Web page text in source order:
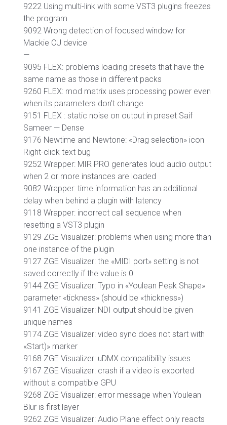
9222 Using multi-link with some VST3 plugins freezes
the program
9092 Wrong detection of focused window for
Mackie CU device
—
9095 FLEX: problems loading presets that have the
same name as those in different packs
9260 FLEX: mod matrix uses processing power even
when its parameters don’t change
9151 FLEX : static noise on output in preset Saif
Sameer — Dense
9176 Newtime and Newtone: «Drag selection» icon
Right-click text bug
9252 Wrapper: MIR PRO generates loud audio output
when 2 or more instances are loaded
9082 Wrapper: time information has an additional
delay when behind a plugin with latency
9118 Wrapper: incorrect call sequence when
resetting a VST3 plugin
9129 ZGE Visualizer: problems when using more than
one instance of the plugin
9127 ZGE Visualizer: the «MIDI port» setting is not
saved correctly if the value is 0
9144 ZGE Visualizer: Typo in «Youlean Peak Shape»
parameter «tickness» (should be «thickness»)
9141 ZGE Visualizer: NDI output should be given
unique names
9174 ZGE Visualizer: video sync does not start with
«Start)» marker
9168 ZGE Visualizer: uDMX compatibility issues
9167 ZGE Visualizer: crash if a video is exported
without a compatible GPU
9268 ZGE Visualizer: error message when Youlean
Blur is first layer
9262 ZGE Visualizer: Audio Plane effect only reacts